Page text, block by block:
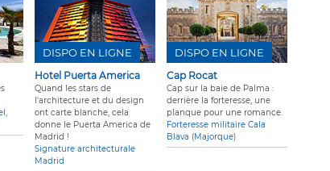
Hotel Puerta America
Quand les stars de
l'architecture et du design
ont carte blanche, cela
donne le Puerta America de
Madrid !
Signature architecturale
Madrid
DISPO EN LIGNE
Cap Rocat
Cap sur la baie de Palma :
derrière la forteresse, une
planque pour une romance.
Forteresse militaire Cala
Blava (Majorque)
DISPO EN LIGNE